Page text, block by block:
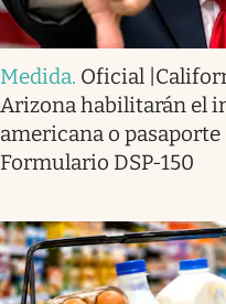
Medida. Oficial
Arizona habilitarán el
americana o
Formulario DSP-150